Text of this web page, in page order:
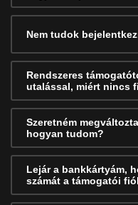
Nem tudok
Rendszeres
utalással, miért nincs
Szeretném
hogyan tudom?
Lejár a bankkártyám,
számát a támogatói